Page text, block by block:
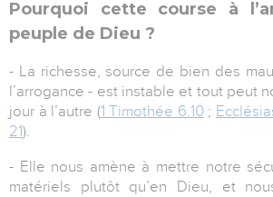
Pourquoi cette course à
peuple de Dieu ?
- La richesse, source de bien des
l’arrogance - est instable et tout peut
jour à l’autre (1 Timothée 6.10;
21).
- Elle nous amène à mettre notre
matériels plutôt qu’en Dieu, et